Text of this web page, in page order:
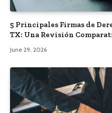
5 Principales Firmas de
TX: Una Revisión
June 29, 2026